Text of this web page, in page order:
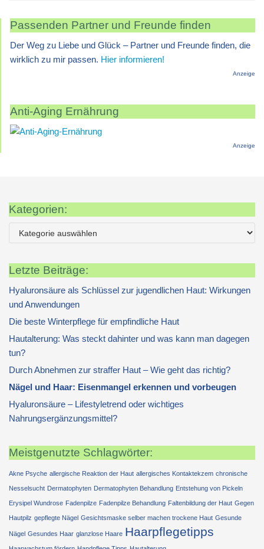
Passenden Partner und Freunde finden
Der Weg zu Liebe und Glück – Partner und Freunde finden, die
wirklich zu mir passen. Hier informieren!
Anzeige
Anti-Aging Ernährung
Anzeige
Kategorien:
Letzte Beiträge:
Hyaluronsäure als Schlüssel zur jugendlichen Haut: Wirkungen
und Anwendungen
Die beste Winterpflege für empfindliche Haut
Hautalterung: Was steckt dahinter und was kann man dagegen
tun?
Durch Abnehmen zur straffer Haut – Wie geht das richtig?
Nägel und Haar: Eisenmangel erkennen und vorbeugen
Hyaluronsäure – Lifestyletrend oder wichtiges
Nahrungsergänzungsmittel?
Meistgenutzte Schlagwörter:
Akne Psyche allergische Reaktion der Haut allergisches Kontaktekzem chronische
Nesselsucht Dermatophyten Dermatophyten Behandlung Entstehung von Pickeln
Erysipel Wundrose Fadenpilze Fadenpilze Behandlung Faltenbildung der Haut Gegen
Hautpilz gepflegte Nägel Gesichtsmaske selber machen trockene Haut Gesunde
Nägel Gesundes Haar glanzlose Haare Haarpflegetipps